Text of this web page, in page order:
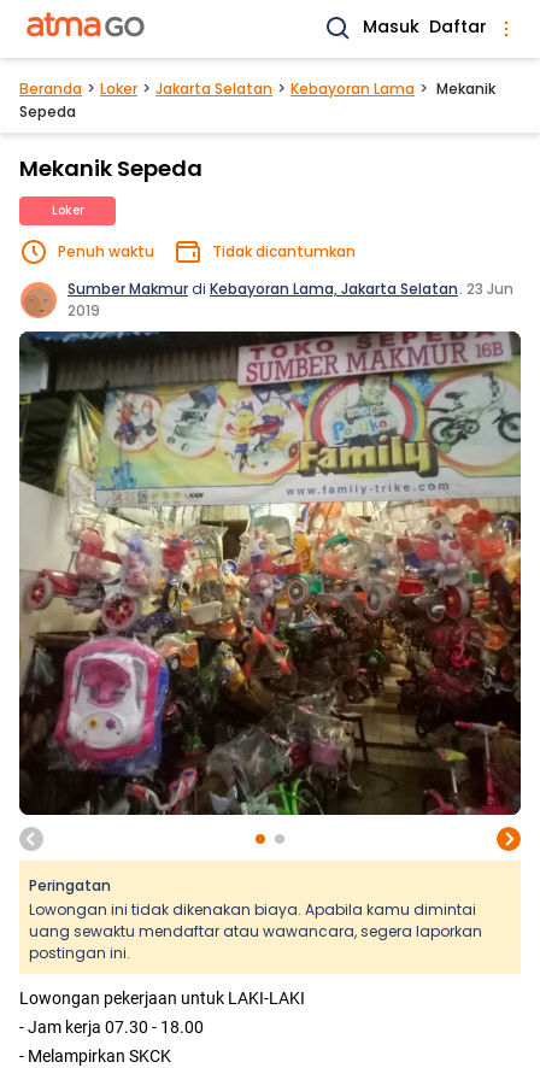
Masuk Daftar
Beranda Loker Jakarta Selatan Kebayoran Lama
Mekanik
Sepeda
Mekanik Sepeda
Loker
Penuh waktu
Tidak dicantumkan
Sumber Makmurdi Kebayoran Lama, Jakarta Selatan. 23 Jun
2019
Peringatan
Lowongan ini tidak dikenakan biaya. Apabila kamu dimintai
uang sewaktu mendaftar atau wawancara, segera laporkan
postingan ini.
Lowongan pekerjaan untuk LAKI-LAKI
- Jam kerja 07.30 - 18.00
- Melampirkan SKCK